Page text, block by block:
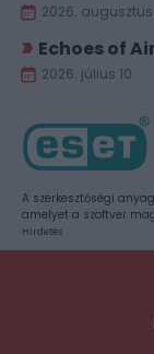
2026.
Echoes of
2026. július 10.
A szerkesztőségi
amelyet a szoftver
Hirdetés